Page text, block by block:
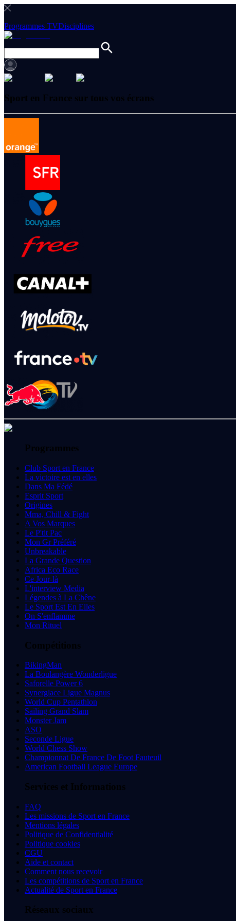
Programmes TVDisciplines
Sport en France sur tous vos écrans
Programmes
Club Sport en France
La victoire est en elles
Dans Ma Fédé
Esprit Sport
Origines
Mma, Chill & Fight
A Vos Marques
Le P'tit Pac
Mon Gr Préféré
Unbreakable
La Grande Question
Africa Eco Race
Ce Jour-là
L'interview Media
Légendes à La Chêne
Le Sport Est En Elles
On S'enflamme
Mon Rituel
Compétitions
BikingMan
La Boulangère Wonderligue
Saforelle Power 6
Synerglace Ligue Magnus
World Cup Pentathlon
Sailing Grand Slam
Monster Jam
ASO
Seconde Ligue
World Chess Show
Championnat De France De Foot Fauteuil
American Football League Europe
Services et Informations
FAQ
Les missions de Sport en France
Mentions légales
Politique de Confidentialité
Politique cookies
CGU
Aide et contact
Comment nous recevoir
Les compétitions de Sport en France
Actualité de Sport en France
Réseaux sociaux